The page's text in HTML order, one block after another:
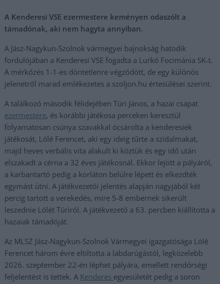
A Kenderesi VSE ezermestere keményen odaszólt a
támadónak, aki nem hagyta annyiban.
A Jász-Nagykun-Szolnok vármegyei bajnokság hatodik
fordulójában a Kenderesi VSE fogadta a Lurkó Focimánia SK-t.
A mérkőzés 1-1-es döntetlenre végződött, de egy különös
jelenetről marad emlékezetes a szoljon.hu értesülései szerint.
A találkozó második félidejében Túri János, a hazai csapat
ezermestere, és korábbi játékosa perceken keresztül
folyamatosan csúnya szavakkal ócsárolta a kenderesiek
játékosát, Lólé Ferencet, aki egy ideig tűrte a szidalmakat,
majd heves verbális vita alakult ki köztük és egy idő után
elszakadt a cérna a 32 éves játékosnál. Ekkor lejött a pályáról,
a karbantartó pedig a korláton belülre lépett és elkezdték
egymást ütni. A játékvezetői jelentés alapján nagyjából két
percig tartott a verekedés, mire 5-8 embernek sikerült
leszednie Lólét Túriról. A játékvezető a 63. percben kiállította a
hazaiak támadóját.
Az MLSZ Jász-Nagykun-Szolnok Vármegyei igazgatósága Lólé
Ferencet három évre eltiltotta a labdarúgástól, legközelebb
2026. szeptember 22-én léphet pályára, emellett rendőrségi
feljelentést is tettek. A Kenderes egyesületét pedig a soron